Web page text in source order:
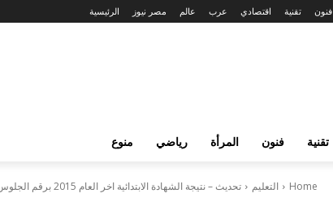
الرئيسية مصر نيوز عالم عرب اقتصادي تقنية فنون
تقنية فنون المرأة رياضي منوع
Home التعليم تحديث – نتيجة الشهادة الابتدائية اخر العام 2015 برقم الجلوس -اسماء الناجحين...